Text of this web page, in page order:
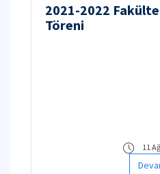
2021-2022
Töreni
11